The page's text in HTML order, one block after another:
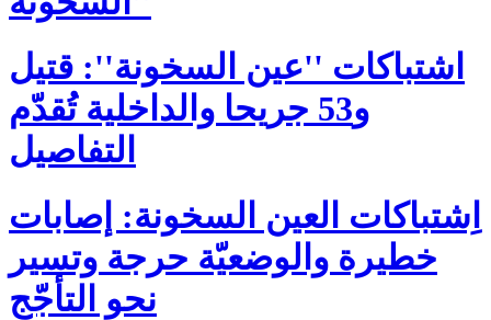
اشتباكات ''عين السخونة'': قتيل
و53 جريحا والداخلية تُقدّم
التفاصيل
اِشتباكات العين السخونة: إصابات
خطيرة والوضعيّة حرجة وتسير
نحو التأجّج